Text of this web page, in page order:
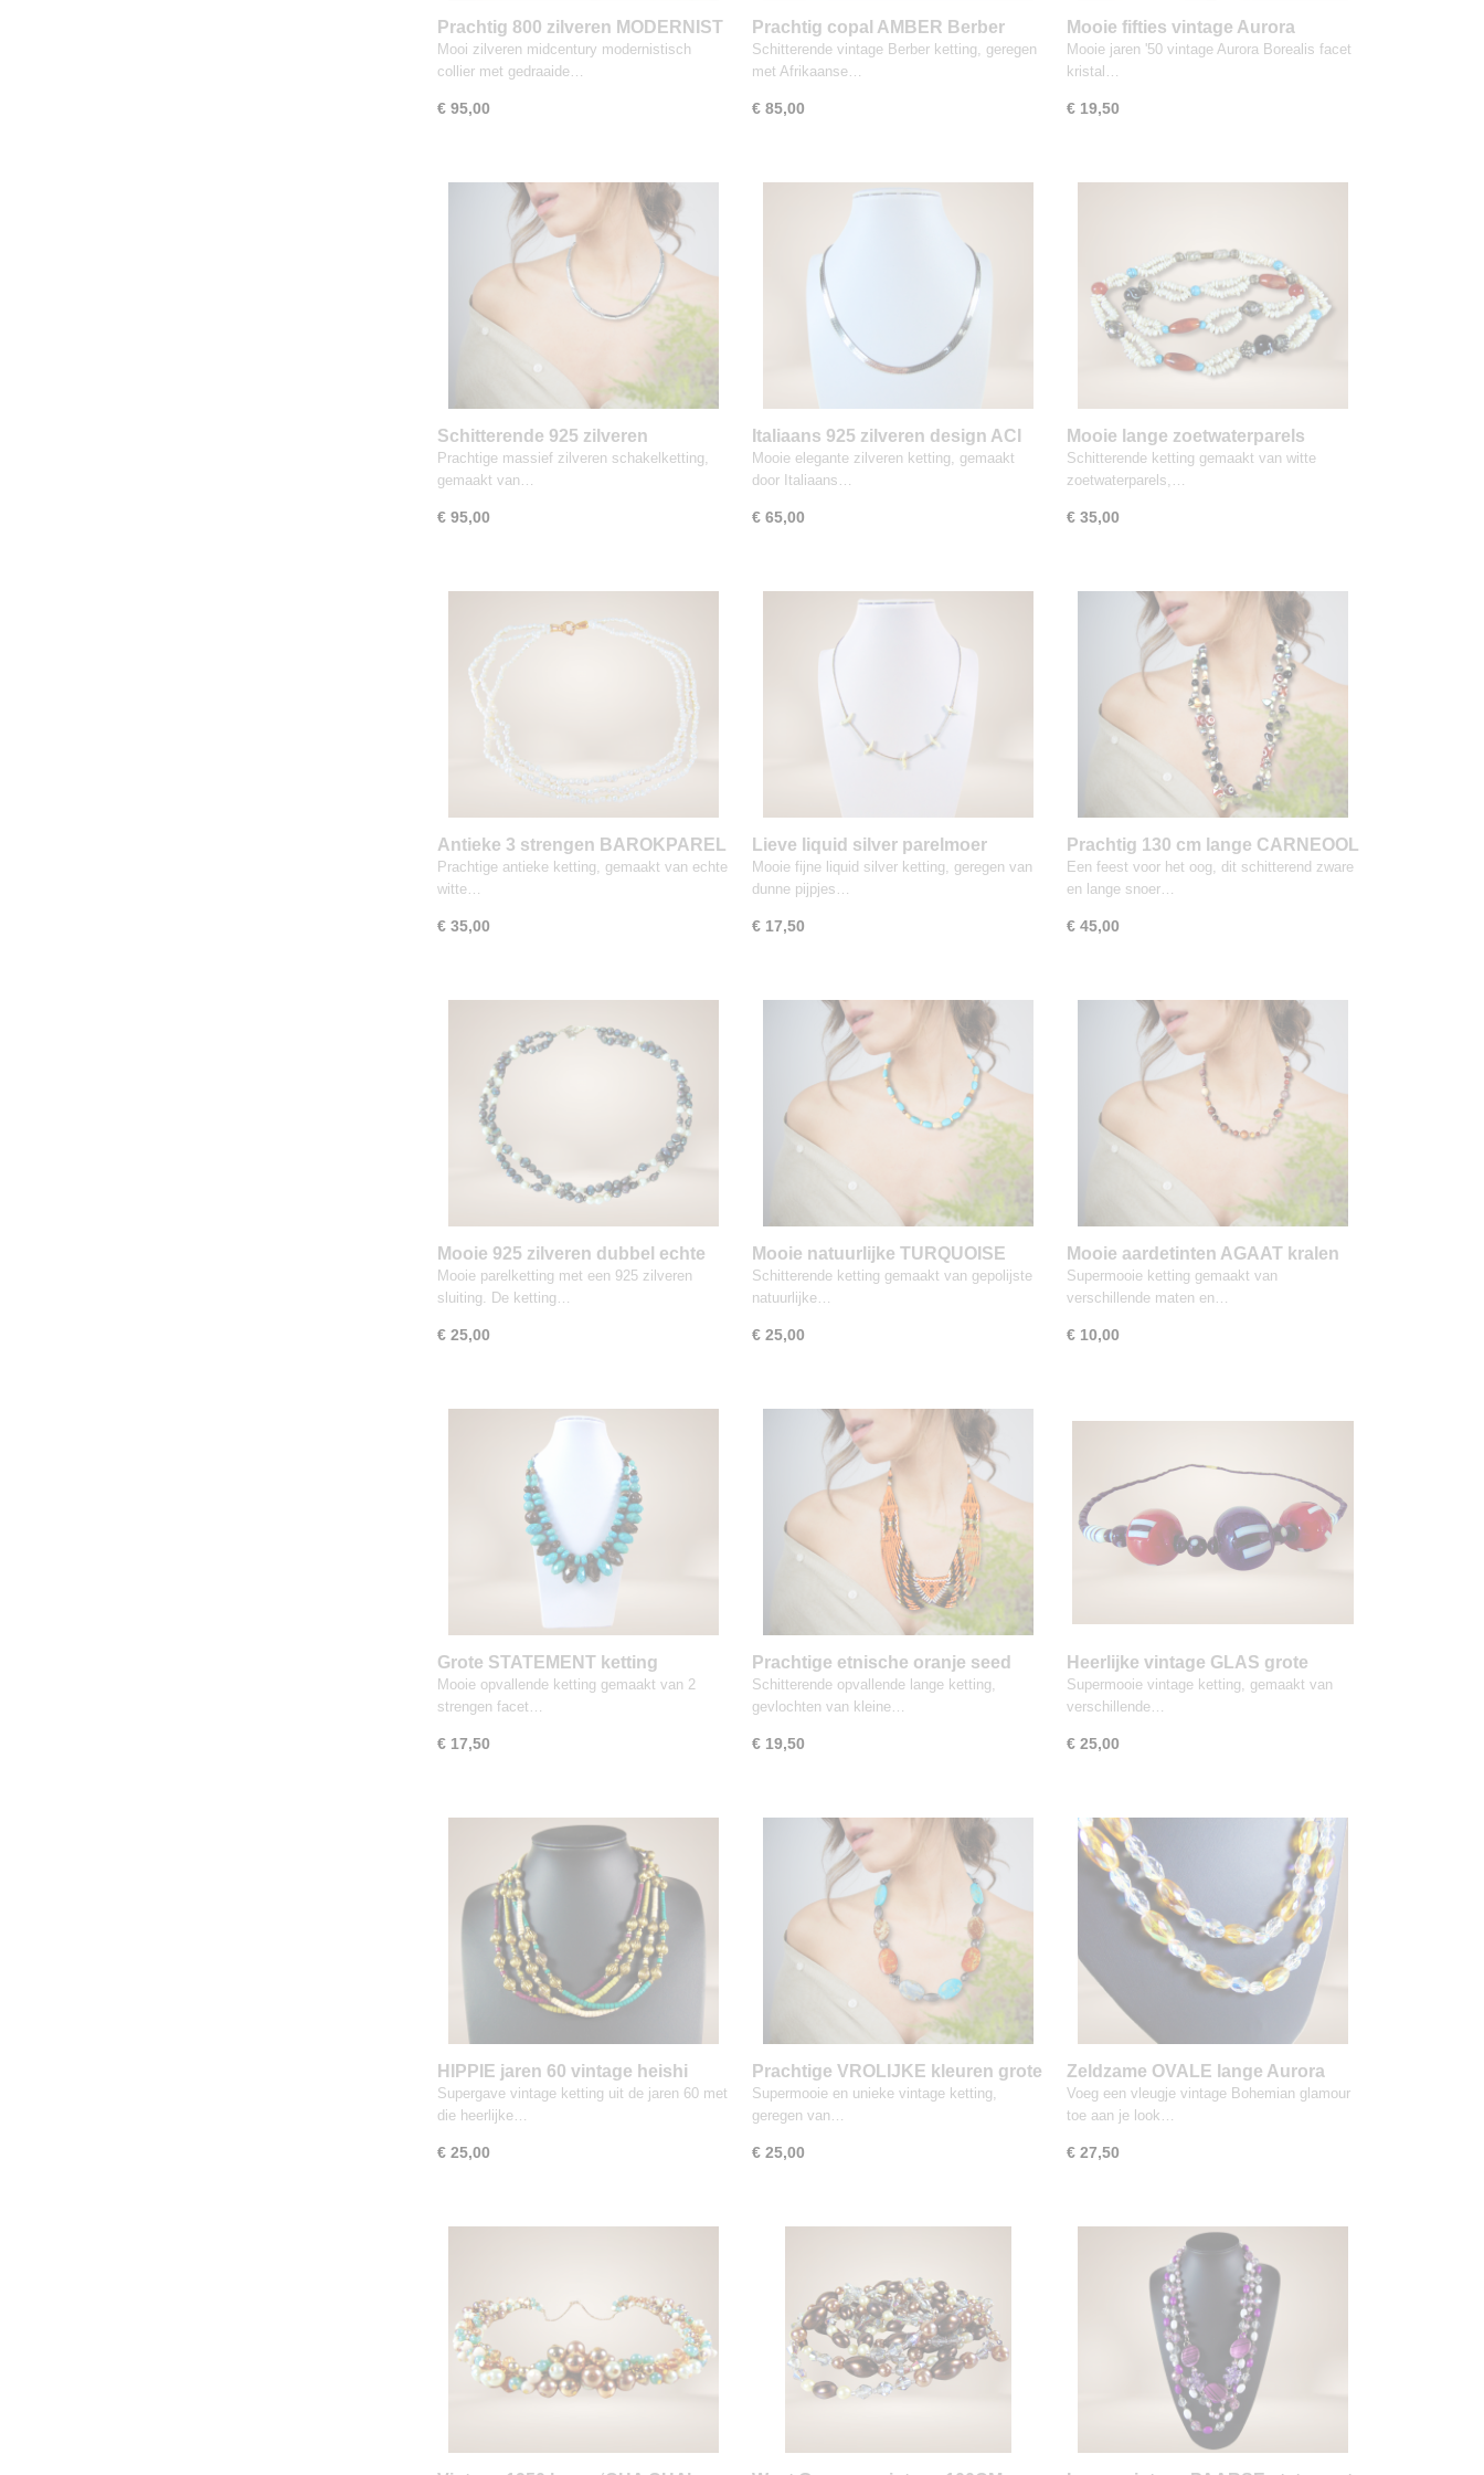
Prachtig 800 zilveren MODERNIST
schakel collier ketting
Mooi zilveren midcentury modernistisch
collier met gedraaide…
€ 95,00
Prachtig copal AMBER Berber
collier ketting met zilveren
bolsluiting
Schitterende vintage Berber ketting, geregen
met Afrikaanse…
€ 85,00
Mooie fifties vintage Aurora
Borealis kristal choker ketting met
bloem sluiting
Mooie jaren '50 vintage Aurora Borealis facet
kristal…
€ 19,50
Schitterende 925 zilveren
MODERNISTISCHE ketting
Prachtige massief zilveren schakelketting,
gemaakt van…
€ 95,00
Italiaans 925 zilveren design ACI
platte visgraat schakelketting
Mooie elegante zilveren ketting, gemaakt
door Italiaans…
€ 65,00
Mooie lange zoetwaterparels
CARNEOOL turquoise ketting
Schitterende ketting gemaakt van witte
zoetwaterparels,…
€ 35,00
Antieke 3 strengen BAROKPAREL
collier ketting
Prachtige antieke ketting, gemaakt van echte
witte…
€ 35,00
Lieve liquid silver parelmoer
VOGEL fetisj ketting
Mooie fijne liquid silver ketting, geregen van
dunne pijpjes…
€ 17,50
Prachtig 130 cm lange CARNEOOL
‘Dzi eyes’ agaat en parel ketting
Een feest voor het oog, dit schitterend zware
en lange snoer…
€ 45,00
Mooie 925 zilveren dubbel echte
ZOETWATERPAREL ketting
Mooie parelketting met een 925 zilveren
sluiting. De ketting…
€ 25,00
Mooie natuurlijke TURQUOISE
agaat ketting 925 sluiting
Schitterende ketting gemaakt van gepolijste
natuurlijke…
€ 25,00
Mooie aardetinten AGAAT kralen
ketting
Supermooie ketting gemaakt van
verschillende maten en…
€ 10,00
Grote STATEMENT ketting
turquoise en bruine facet kralen
Mooie opvallende ketting gemaakt van 2
strengen facet…
€ 17,50
Prachtige etnische oranje seed
bead glaskraaltjes ketting
Schitterende opvallende lange ketting,
gevlochten van kleine…
€ 19,50
Heerlijke vintage GLAS grote
kralen ketting Rood Wit Blauw
Supermooie vintage ketting, gemaakt van
verschillende…
€ 25,00
HIPPIE jaren 60 vintage heishi
kralen en koper ketting
Supergave vintage ketting uit de jaren 60 met
die heerlijke…
€ 25,00
Prachtige VROLIJKE kleuren grote
bijzondere stenen vintage ketting
Supermooie en unieke vintage ketting,
geregen van…
€ 25,00
Zeldzame OVALE lange Aurora
Borealis kristal 2 strengen ketting
Voeg een vleugje vintage Bohemian glamour
toe aan je look…
€ 27,50